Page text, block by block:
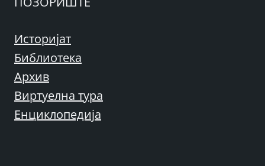
Историјат
Библиотека
Архив
Виртуелна тура
Енциклопедија